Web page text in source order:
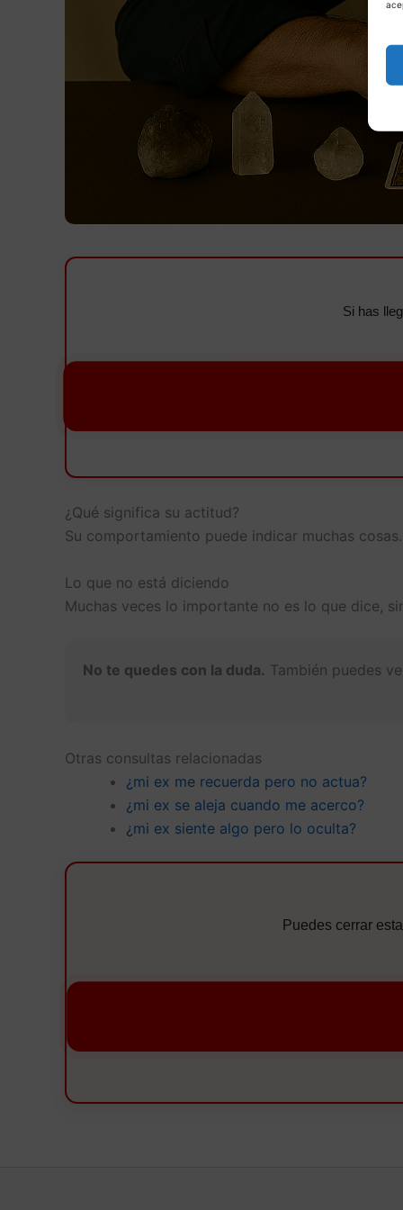
Si has
¿Qué significa su actitud?
Su comportamiento puede indicar muchas
Lo que no está diciendo
Muchas veces lo importante no es lo que dice,
No te quedes con la duda. También puedes
Otras consultas relacionadas
¿mi ex me recuerda pero no actua?
¿mi ex se aleja cuando me acerco?
¿mi ex siente algo pero lo oculta?
Puedes cerrar